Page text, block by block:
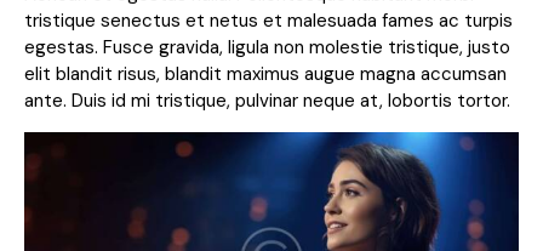
tristique senectus et netus et malesuada fames ac turpis
egestas. Fusce gravida, ligula non molestie tristique, justo
elit blandit risus, blandit maximus augue magna accumsan
ante. Duis id mi tristique, pulvinar neque at, lobortis tortor.